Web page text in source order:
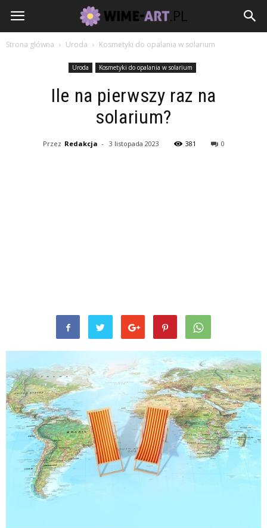
Strona główna Uroda Kosmetyki do opalania w solarium
Uroda Kosmetyki do opalania w solarium
Ile na pierwszy raz na
solarium?
Przez Redakcja - 3 listopada 2023 381 0